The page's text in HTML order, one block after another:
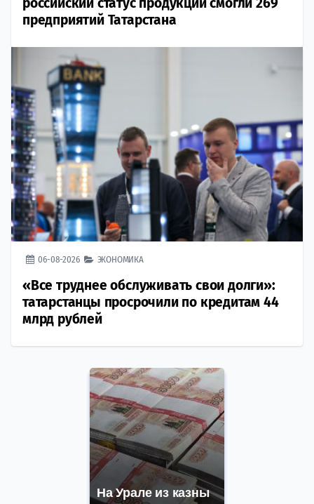
предприятий Татарстана
06-08-2026 ЭКОНОМИКА
«Все труднее обслуживать свои долги»:
татарстанцы просрочили по кредитам 44
млрд рублей
На Урале из казны